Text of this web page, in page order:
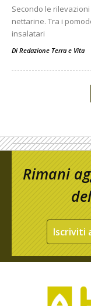
Secondo le
nettarine. Tra i
insalatari
Di Redazione Terra e Vita
Rimani
Iscriviti